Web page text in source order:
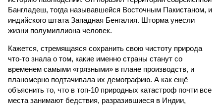
Бангладеш, тогда называвшейся Восточным Пакистаном, и
индийского штата Западная Бенгалия. Шторма унесли
жизни полумиллиона человек.
Кажется, стремящаяся сохранить свою чистоту природа
что-то знала о том, какие именно страны станут со
временем самыми «грязными» в плане производств, и
планомерно подтачивала их демографию. А как ещё
объяснить то, что в топ-10 природных катастроф почти все
места занимают бедствия, разразившиеся в Индии,